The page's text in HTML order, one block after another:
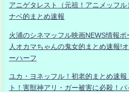
アニゲタレスト（元祖！アニメッフ
ナベ的まとめ速報
火浦のシネマッフル映画NEWS情報
人オカマちゃんの鬼女的まとめ速報!
ーハーフ
ユカ・ヨネッフル！初老的まとめ速
ト！害獣神アリ・ガー被害に必殺！